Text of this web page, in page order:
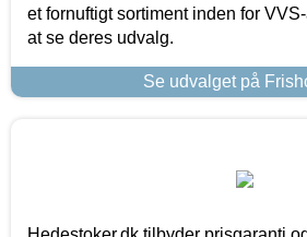
et fornuftigt sortiment inden for
at se deres udvalg.
Se udvalget på